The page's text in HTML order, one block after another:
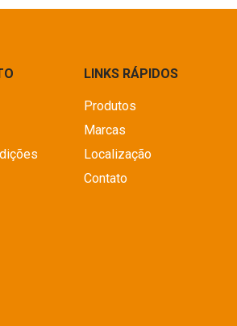
LINKS RÁPIDOS
Produtos
Marcas
Localização
Contato